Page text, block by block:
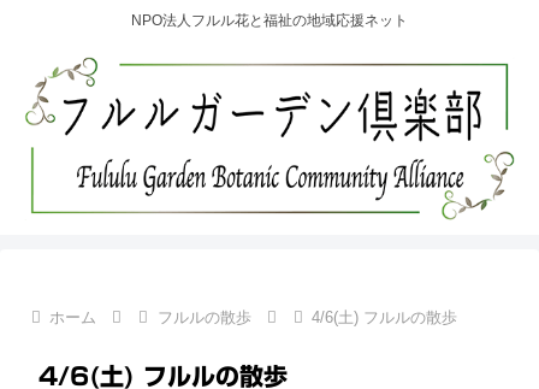
NPO法人フルル花と福祉の地域応援ネット
ホーム フルルの散歩 4/6(土) フルルの散歩
4/6(土) フルルの散歩